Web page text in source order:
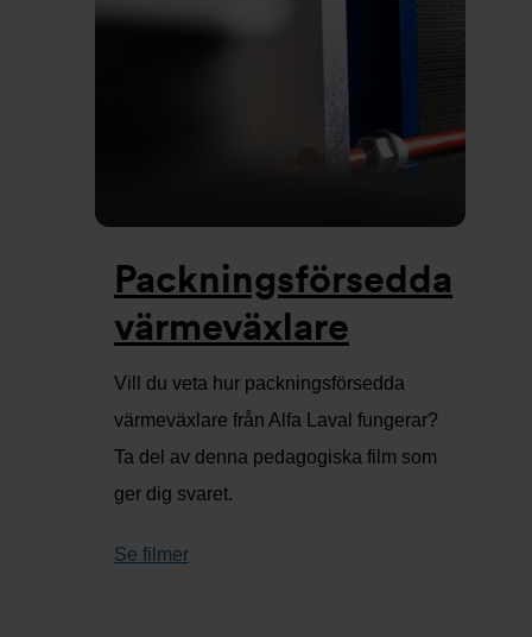
Packningsförsedda
värmeväxlare
Vill du veta hur packningsförsedda
värmeväxlare från Alfa Laval fungerar?
Ta del av denna pedagogiska film som
ger dig svaret.
Se filmer